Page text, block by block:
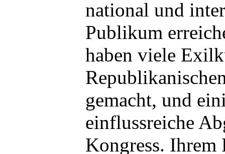
national und
Publikum
haben viele
gemacht, und
einflussreiche
Kongress.